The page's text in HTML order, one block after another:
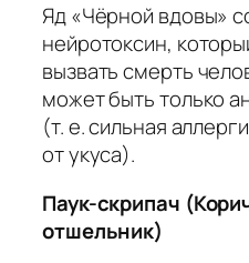
Яд «Чёрной вдовы»
нейротоксин,
вызвать смерть
может быть только
(т. е. сильная
от укуса).
Паук-скрипач
отшельник)